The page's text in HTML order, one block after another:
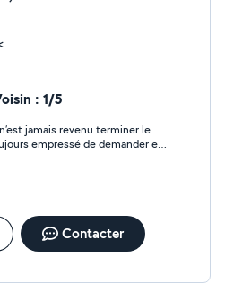
: 1/5
jamais revenu terminer le
empressé de demander en
Contacter